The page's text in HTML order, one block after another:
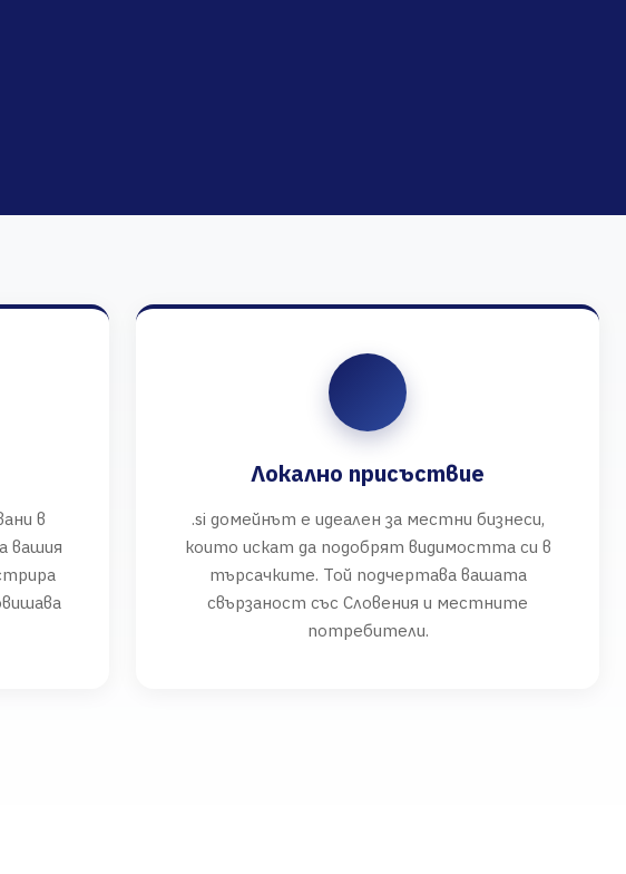
в
вашия
Локално присъствие
.si домейнът е идеален за местни бизнеси,
които искат да подобрят видимостта си в
търсачките. Той подчертава вашата
свързаност със Словения и местните
потребители.